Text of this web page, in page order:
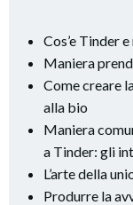
Cos’e Tinder
Maniera
Come creare
alla bio
Maniera
a Tinder: gli
L’arte della
Produrre la